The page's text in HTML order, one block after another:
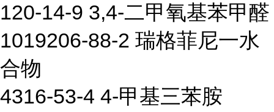
120-14-9 3,4-二甲氧基苯甲醛
1019206-88-2 瑞格菲尼一水
合物
4316-53-4 4-甲基三苯胺